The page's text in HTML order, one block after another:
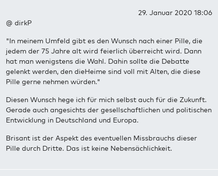
29. Januar 2020 18:06
@ dirkP
"In meinem Umfeld gibt es den Wunsch nach einer Pille, die
jedem der 75 Jahre alt wird feierlich überreicht wird. Dann
hat man wenigstens die Wahl. Dahin sollte die Debatte
gelenkt werden, den dieHeime sind voll mit Alten, die diese
Pille gerne nehmen würden."
Diesen Wunsch hege ich für mich selbst auch für die Zukunft.
Gerade auch angesichts der gesellschaftlichen und politischen
Entwicklung in Deutschland und Europa.
Brisant ist der Aspekt des eventuellen Missbrauchs dieser
Pille durch Dritte. Das ist keine Nebensächlichkeit.